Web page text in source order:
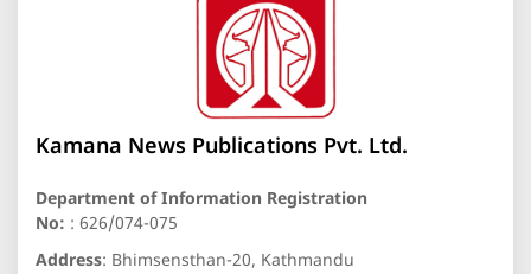
Kamana News Publications Pvt. Ltd.
Department of Information Registration
No: : 626/074-075
Address: Bhimsensthan-20, Kathmandu